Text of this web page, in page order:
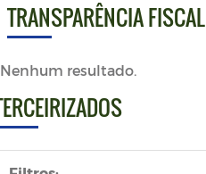
TRANSPARÊNCIA FISCAL
Nenhum resultado.